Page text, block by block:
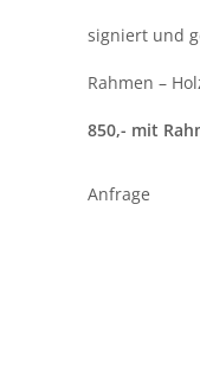
signiert und
Rahmen –
850,- mit
Anfrage